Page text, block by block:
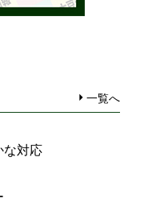
一覧へ
な対応